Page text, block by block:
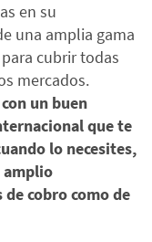
en su
una amplia gama
cubrir todas
mercados.
un buen
que te
lo necesites,
amplio
cobro como de